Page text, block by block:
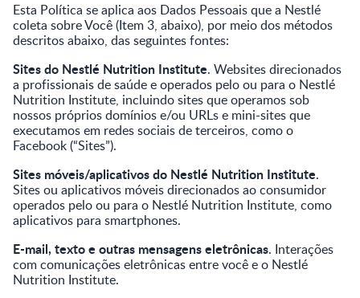
Esta Política se aplica aos Dados Pessoais que a Nestlé
coleta sobre Você (Item 3, abaixo), por meio dos métodos
descritos abaixo, das seguintes fontes:
Sites do Nestlé Nutrition Institute. Websites direcionados
a profissionais de saúde e operados pelo ou para o Nestlé
Nutrition Institute, incluindo sites que operamos sob
nossos próprios domínios e/ou URLs e mini-sites que
executamos em redes sociais de terceiros, como o
Facebook (“Sites”).
Sites móveis/aplicativos do Nestlé Nutrition Institute.
Sites ou aplicativos móveis direcionados ao consumidor
operados pelo ou para o Nestlé Nutrition Institute, como
aplicativos para smartphones.
E-mail, texto e outras mensagens eletrônicas. Interações
com comunicações eletrônicas entre você e o Nestlé
Nutrition Institute.